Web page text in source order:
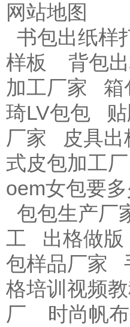
网站地图
书包出纸样
样板
背包
加工厂家
箱
琦LV包包
厂家
皮具
式皮包加工厂
oem女包要
包包生产厂
工
出格做版
包样品厂家
格培训视频
厂
时尚帆